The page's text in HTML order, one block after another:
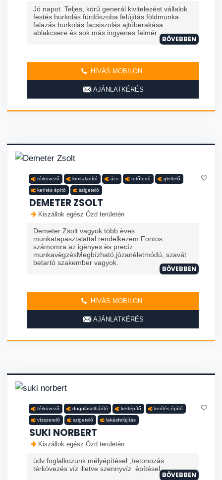
Jó napot Teljes, körű generál kivitelezést vállalok
festés burkolás fürdőszoba felújítás földmunka
falazás burkolás facsiszolás ajtóberakása
ablakcsere és sok más ingyenes felmér...
BŐVEBBEN
HÍVÁS MOBILON
AJÁNLATKÉRÉS
térkövező lomtalanító ács tetőfedő glettelő
kerítés építő szigetelő
DEMETER ZSOLT
Kiszállok egész Ózd területén
Demeter Zsolt vagyok több èves
munkatapasztalattal rendelkezem.Fontos
számomra az igènyes ès precíz
munkavègzèsMegbízható,józanèletmódú, szavát
betartó szakember vagyok.
BŐVEBBEN
HÍVÁS MOBILON
AJÁNLATKÉRÉS
térkövező duguláselhárító kertépítő kerítés építő
vízszerelő szigetelő lakásfelújítás
SUKI NORBERT
Kiszállok egész Ózd területén
üdv foglalkozunk mélyépítésel ,betonozás
térkövezés víz illetve szennyvíz építésel
BŐVEBBEN